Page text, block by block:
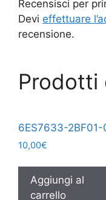
Recensisci per
Devi effettuare
recensione.
Prodotti
6ES7633-2BF01-
10,00€
Aggiungi al
carrello